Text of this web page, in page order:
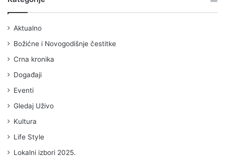
Aktualno
Božićne i Novogodišnje čestitke
Crna kronika
Događaji
Eventi
Gledaj Uživo
Kultura
Life Style
Lokalni izbori 2025.